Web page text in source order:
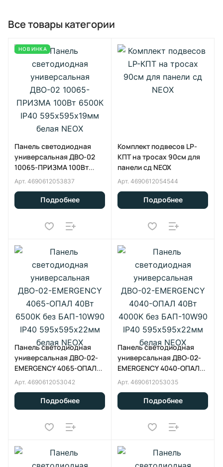
Все товары категории
НОВИНКА
Панель светодиодная
универсальная ДВО-02
10065-ПРИЗМА 100Вт
6500К IP40 595х595х19мм
белая NEOX
Арт. 4690612053837
Подробнее
Комплект подвесов LP-
КПТ на тросах 90см для
панели cд NEOX
Арт. 4690612054544
Подробнее
Панель светодиодная
универсальная ДВО-02-
EMERGENCY 4065-ОПАЛ
40Вт 6500K без
БАП-10W90 IP40
595х595x22мм белая
NEOX
Арт. 4690612053042
Подробнее
Панель светодиодная
универсальная ДВО-02-
EMERGENCY 4040-ОПАЛ
40Вт 4000K без
БАП-10W90 IP40
595х595x22мм белая
NEOX
Арт. 4690612053035
Подробнее